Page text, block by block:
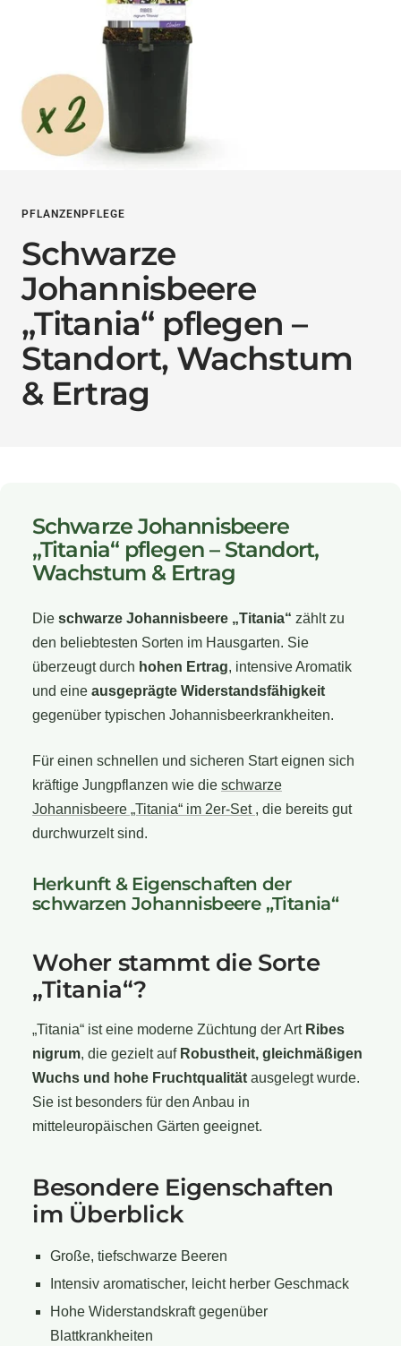
PFLANZENPFLEGE
Schwarze
Johannisbeere
„Titania“ pflegen –
Standort, Wachstum
& Ertrag
Schwarze Johannisbeere
„Titania“ pflegen – Standort,
Wachstum & Ertrag
Die schwarze Johannisbeere „Titania“ zählt zu
den beliebtesten Sorten im Hausgarten. Sie
überzeugt durch hohen Ertrag, intensive Aromatik
und eine ausgeprägte Widerstandsfähigkeit
gegenüber typischen Johannisbeerkrankheiten.
Für einen schnellen und sicheren Start eignen sich
kräftige Jungpflanzen wie die schwarze
Johannisbeere „Titania“ im 2er-Set , die bereits gut
durchwurzelt sind.
Herkunft & Eigenschaften der
schwarzen Johannisbeere „Titania“
Woher stammt die Sorte
„Titania“?
„Titania“ ist eine moderne Züchtung der Art Ribes
nigrum, die gezielt auf Robustheit, gleichmäßigen
Wuchs und hohe Fruchtqualität ausgelegt wurde.
Sie ist besonders für den Anbau in
mitteleuropäischen Gärten geeignet.
Besondere Eigenschaften
im Überblick
Große, tiefschwarze Beeren
Intensiv aromatischer, leicht herber Geschmack
Hohe Widerstandskraft gegenüber
Blattkrankheiten